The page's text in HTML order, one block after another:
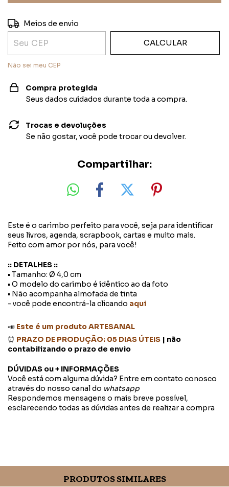
Entregas para o CEP:
Meios de envio
CALCULAR
Não sei meu CEP
Compra protegida
Seus dados cuidados durante toda a compra.
Trocas e devoluções
Se não gostar, você pode trocar ou devolver.
Compartilhar:
Este é o carimbo perfeito para você, seja para identificar
seus livros, agenda, scrapbook, cartas e muito mais.
Feito com amor por nós, para você!
:: DETALHES ::
• Tamanho: Ø 4,0 cm
• O modelo do carimbo é idêntico ao da foto
• Não acompanha almofada de tinta
- você pode encontrá-la clicando aqui
📣 Este é um produto ARTESANAL
⏰ PRAZO DE PRODUÇÃO: 05 DIAS ÚTEIS | não
contabilizando o prazo de envio
DÚVIDAS ou + INFORMAÇÕES
Você está com alguma dúvida? Entre em contato conosco
através do nosso canal do whatsapp
Respondemos mensagens o mais breve possível,
esclarecendo todas as dúvidas antes de realizar a compra
PRODUTOS SIMILARES